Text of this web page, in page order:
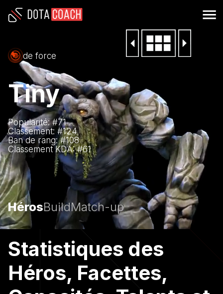
de force
Tiny
Popularité: #71
Classement: #124
Ban de rang: #108
Classement KDA: #61
HérosBuildMatch-up
Statistiques des
Héros, Facettes,